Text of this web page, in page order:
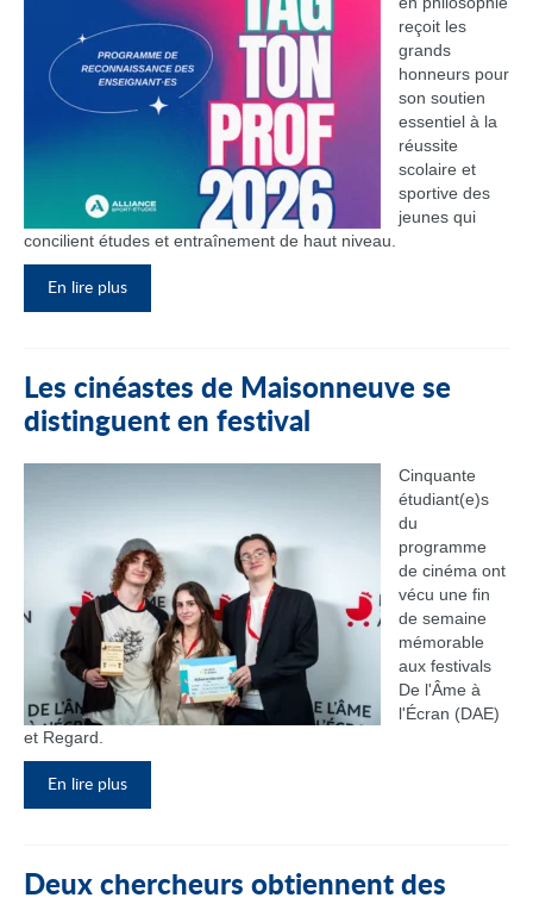
reçoit les
grands
honneurs pour
son soutien
essentiel à la
réussite
scolaire et
sportive des
jeunes qui
concilient études et entraînement de haut niveau.
En lire plus
Les cinéastes de Maisonneuve se
distinguent en festival
Cinquante
étudiant(e)s
du
programme
de cinéma ont
vécu une fin
de semaine
mémorable
aux festivals
De l'Âme à
l'Écran (DAE)
et Regard.
En lire plus
Deux chercheurs obtiennent des